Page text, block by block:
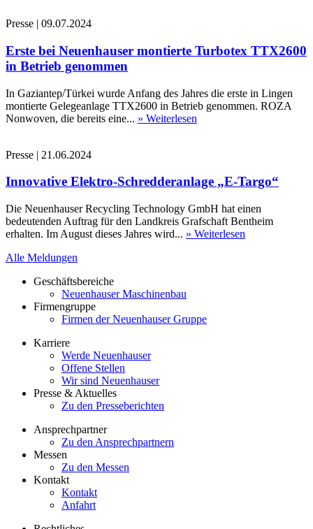
Presse | 09.07.2024
Erste bei Neuenhauser montierte Turbotex TTX2600
in Betrieb genommen
In Gaziantep/Türkei wurde Anfang des Jahres die erste in Lingen
montierte Gelegeanlage TTX2600 in Betrieb genommen. ROZA
Nonwoven, die bereits eine... » Weiterlesen
Presse | 21.06.2024
Innovative Elektro-Schredderanlage „E-Targo“
Die Neuenhauser Recycling Technology GmbH hat einen
bedeutenden Auftrag für den Landkreis Grafschaft Bentheim
erhalten. Im August dieses Jahres wird... » Weiterlesen
Alle Meldungen
Geschäftsbereiche
Neuenhauser Maschinenbau
Firmengruppe
Firmen der Neuenhauser Gruppe
Karriere
Werde Neuenhauser
Offene Stellen
Wir sind Neuenhauser
Presse & Aktuelles
Zu den Presseberichten
Ansprechpartner
Zu den Ansprechpartnern
Messen
Zu den Messen
Kontakt
Kontakt
Anfahrt